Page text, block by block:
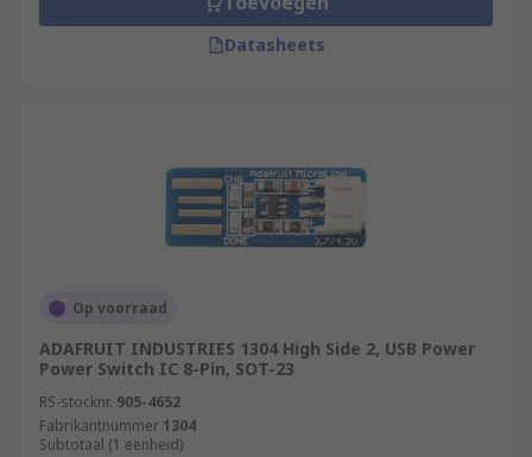
Datasheets
Op voorraad
ADAFRUIT INDUSTRIES 1304 High Side 2, USB Power
Power Switch IC 8-Pin, SOT-23
RS-stocknr. 905-4652
Fabrikantnummer 1304
Subtotaal (1 eenheid)